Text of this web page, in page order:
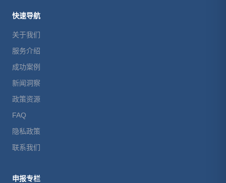
快速导航
关于我们
服务介绍
成功案例
新闻洞察
政策资源
FAQ
隐私政策
联系我们
申报专栏